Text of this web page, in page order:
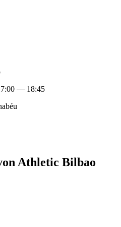
— 18:45
Athletic Bilbao